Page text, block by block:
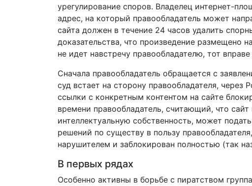
урегулирование споров. Владелец интернет-
адрес, на который правообладатель может
сайта должен в течение 24 часов удалить
доказательства, что произведение размещено
не идет навстречу правообладателю, тот
Сначала правообладатель обращается с
суд встает на сторону правообладателя, через
ссылки с конкретным контентом на сайте
времени правообладатель, считающий, что сайт
интеллектуальную собственность, может
решений по существу в пользу
нарушителем и заблокирован полностью (так
В первых рядах
Особенно активны в борьбе с пиратством